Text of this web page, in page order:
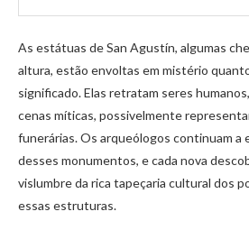
As estátuas de San Agustín, algumas
altura, estão envoltas em mistério
significado. Elas retratam seres
cenas míticas, possivelmente
funerárias. Os arqueólogos continuam a
desses monumentos, e cada nova
vislumbre da rica tapeçaria cultural dos
essas estruturas.